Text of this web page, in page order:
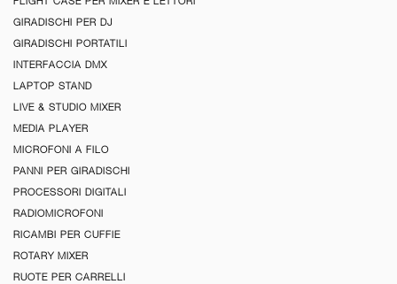
GIRADISCHI PER DJ
GIRADISCHI PORTATILI
INTERFACCIA DMX
LAPTOP STAND
LIVE & STUDIO MIXER
MEDIA PLAYER
MICROFONI A FILO
PANNI PER GIRADISCHI
PROCESSORI DIGITALI
RADIOMICROFONI
RICAMBI PER CUFFIE
ROTARY MIXER
RUOTE PER CARRELLI